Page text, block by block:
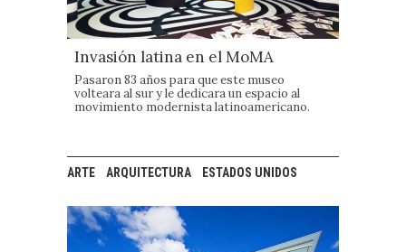
Invasión latina en el MoMA
Pasaron 83 años para que este museo
volteara al sur y le dedicara un espacio al
movimiento modernista latinoamericano.
ARTE ARQUITECTURA ESTADOS UNIDOS